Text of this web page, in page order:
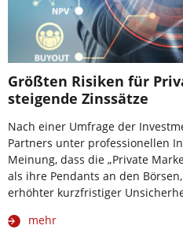
Größten Risiken für
steigende Zinssätze
Nach einer Umfrage der
Partners unter professionellen
Meinung, dass die „Private
als ihre Pendants an den
erhöhter kurzfristiger
mehr